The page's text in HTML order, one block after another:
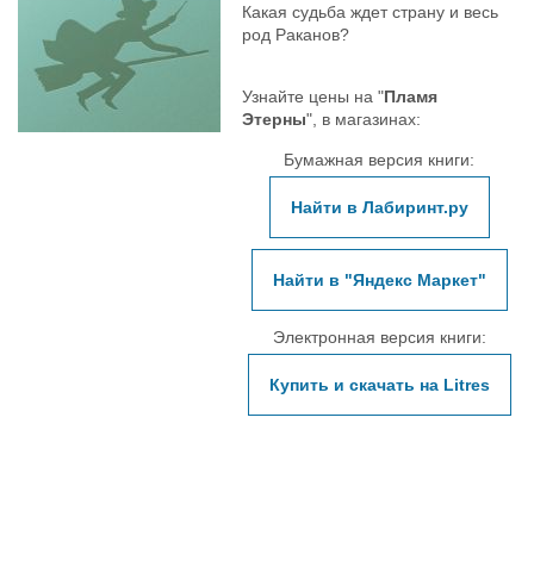
Какая судьба ждет страну и весь
род Раканов?
Узнайте цены на "Пламя
Этерны", в магазинах:
Бумажная версия книги:
Найти в Лабиринт.ру
Найти в "Яндекс Маркет"
Электронная версия книги:
Купить и скачать на Litres